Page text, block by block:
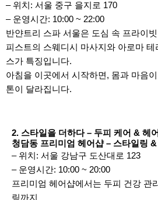
– 위치: 서울 중구 을지로 170
– 운영시간: 10:00 ~ 22:00
반얀트리 스파 서울은 도심 속 프라이
피스트의 스웨디시 마사지와 아로마 테
스가 특징입니다.
아침을 이곳에서 시작하면, 몸과 마음
톤이 달라집니다.
2. 스타일을 더하다 – 두피 케어 & 헤
청담동 프리미엄 헤어샵 – 스타일링
– 위치: 서울 강남구 도산대로 123
– 운영시간: 10:00 ~ 20:00
프리미엄 헤어샵에서는 두피 건강 관
링까지